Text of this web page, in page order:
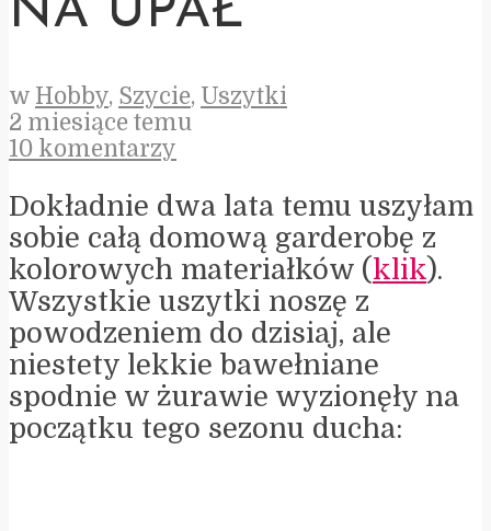
NA UPAŁ
w Hobby, Szycie, Uszytki
2 miesiące temu
10 komentarzy
Dokładnie dwa lata temu uszyłam
sobie całą domową garderobę z
kolorowych materiałków (klik).
Wszystkie uszytki noszę z
powodzeniem do dzisiaj, ale
niestety lekkie bawełniane
spodnie w żurawie wyzionęły na
początku tego sezonu ducha: